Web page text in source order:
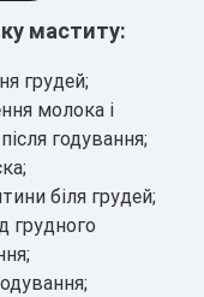
маститу:
грудей;
молока і
годування;
біля грудей;
грудного